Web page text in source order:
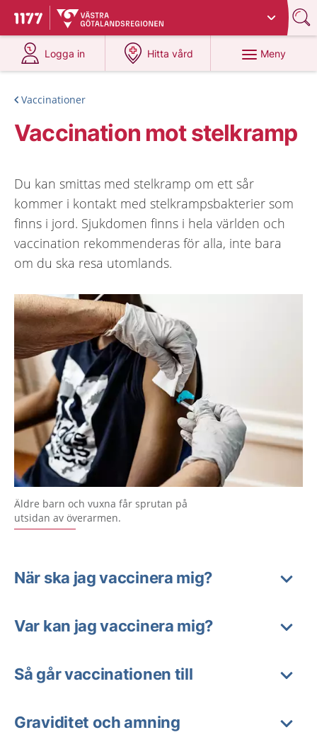
Till startsidan för 1177
Du har valt region
Logga in
på 1177.se
Hitta vård
på 1177.se
Meny
Vaccinationer
Vaccination mot stelkramp
Du kan smittas med stelkramp om ett sår
kommer i kontakt med stelkrampsbakterier som
finns i jord. Sjukdomen finns i hela världen och
vaccination rekommenderas för alla, inte bara
om du ska resa utomlands.
Äldre barn och vuxna får sprutan på
utsidan av överarmen.
När ska jag vaccinera mig?
Var kan jag vaccinera mig?
Så går vaccinationen till
Graviditet och amning